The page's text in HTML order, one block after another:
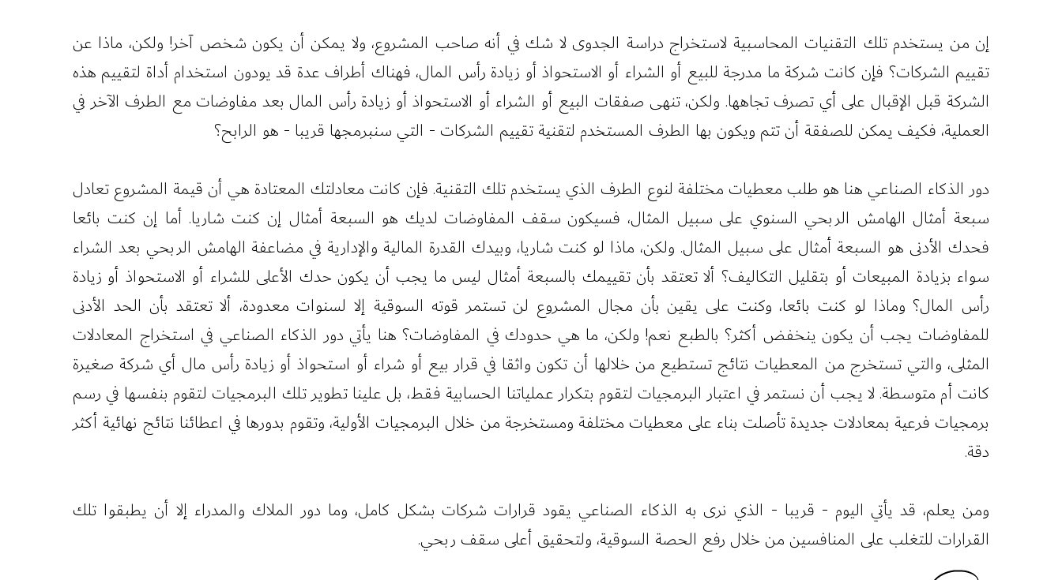
إن من يستخدم تلك التقنيات المحاسبية لاستخراج دراسة الجدوى لا شك في أنه صاحب المشروع، ولا يمكن أن يكون شخص آخر! ولكن، ماذا عن
تقييم الشركات؟ فإن كانت شركة ما مدرجة للبيع أو الشراء أو الاستحواذ أو زيادة رأس المال، فهناك أطراف عدة قد يودون استخدام أداة لتقييم هذه
الشركة قبل الإقبال على أي تصرف تجاهها. ولكن، تنهى صفقات البيع أو الشراء أو الاستحواذ أو زيادة رأس المال بعد مفاوضات مع الطرف الآخر في
العملية، فكيف يمكن للصفقة أن تتم ويكون بها الطرف المستخدم لتقنية تقييم الشركات - التي سنبرمجها قريبا - هو الرابح؟
دور الذكاء الصناعي هنا هو طلب معطيات مختلفة لنوع الطرف الذي يستخدم تلك التقنية. فإن كانت معادلتك المعتادة هي أن قيمة المشروع تعادل
سبعة أمثال الهامش الربحي السنوي على سبيل المثال، فسيكون سقف المفاوضات لديك هو السبعة أمثال إن كنت شاريا. أما إن كنت بائعا
فحدك الأدنى هو السبعة أمثال على سبيل المثال. ولكن، ماذا لو كنت شاريا، وبيدك القدرة المالية والإدارية في مضاعفة الهامش الربحي بعد الشراء
سواء بزيادة المبيعات أو بتقليل التكاليف؟ ألا تعتقد بأن تقييمك بالسبعة أمثال ليس ما يجب أن يكون حدك الأعلى للشراء أو الاستحواذ أو زيادة
رأس المال؟ وماذا لو كنت بائعا، وكنت على يقين بأن مجال المشروع لن تستمر قوته السوقية إلا لسنوات معدودة، ألا تعتقد بأن الحد الأدنى
للمفاوضات يجب أن يكون ينخفض أكثر؟ بالطبع نعم! ولكن، ما هي حدودك في المفاوضات؟ هنا يأتي دور الذكاء الصناعي في استخراج المعادلات
المثلى، والتي تستخرج من المعطيات نتائج تستطيع من خلالها أن تكون واثقا في قرار بيع أو شراء أو استحواذ أو زيادة رأس مال أي شركة صغيرة
كانت أم متوسطة. لا يجب أن نستمر في اعتبار البرمجيات لتقوم بتكرار عملياتنا الحسابية فقط، بل علينا تطوير تلك البرمجيات لتقوم بنفسها في رسم
برمجيات فرعية بمعادلات جديدة تأصلت بناء على معطيات مختلفة ومستخرجة من خلال البرمجيات الأولية، وتقوم بدورها في اعطائنا نتائج نهائية أكثر
دقة.
ومن يعلم، قد يأتي اليوم - قريبا - الذي نرى به الذكاء الصناعي يقود قرارات شركات بشكل كامل، وما دور الملاك والمدراء إلا أن يطبقوا تلك
القرارات للتغلب على المنافسين من خلال رفع الحصة السوقية، ولتحقيق أعلى سقف ربحي.